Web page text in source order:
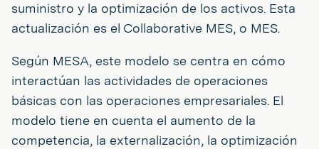
suministro y la optimización de los activos. Esta
actualización es el Collaborative MES, o MES.
Según MESA, este modelo se centra en cómo
interactúan las actividades de operaciones
básicas con las operaciones empresariales. El
modelo tiene en cuenta el aumento de la
competencia, la externalización, la optimización